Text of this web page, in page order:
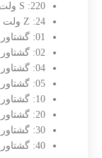
S :220 ولت بدون فن
Z :24 ولت بدون فن
01: گشتاور ترمز 10 نیوتن متر
02: گشتاور ترمز 25 نیوتن متر
04: گشتاور ترمز 40 نیوتن متر
05: گشتاور ترمز 50 نیوتن متر
10: گشتاور ترمز 100 نیوتن متر
20: گشتاور ترمز 200 نیوتن متر
30: گشتاور ترمز 300 نیوتن متر
40: گشتاور ترمز 400 نیوتن متر